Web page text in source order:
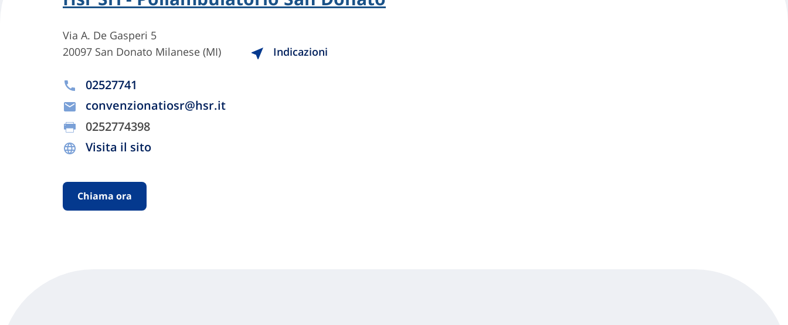
Via A. De Gasperi 5
20097 San Donato Milanese (MI)
Indicazioni
02527741
convenzionatiosr@hsr.it
0252774398
Visita il sito
Chiama ora